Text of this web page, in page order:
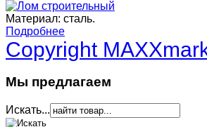
Материал: сталь.
Подробнее
Copyright
Мы предлагаем
Искать...